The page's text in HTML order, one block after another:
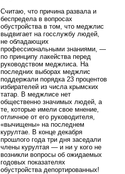
Считаю, что причина развала и
беспредела в вопросах
обустройства в том, что меджлис
выдвигает на госслужбу людей,
не обладающих
профессиональными знаниями, —
по принципу лакейства перед
руководством меджлиса. На
последних выборах меджлис
поддержали порядка 23 процентов
избирателей из числа крымских
татар. В меджлисе нет
общественно значимых людей, а
те, которые имели свое мнение,
отличное от его руководителя,
«вычищены» на последнем
курултае. В конце декабря
прошлого года три дня заседали
члены курултая — и ни у кого не
возникли вопросы об ожидаемых
годовых показателях
обустройства депортированных!